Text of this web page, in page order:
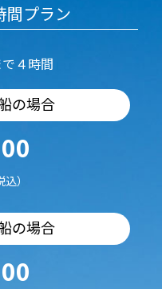
間プラン
４時間
の場合
）
の場合